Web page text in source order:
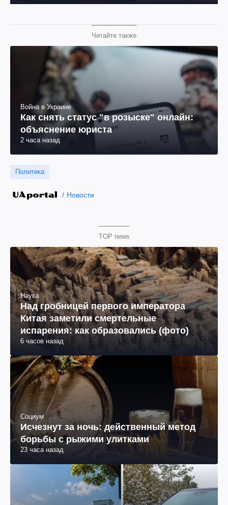
Читайте также
Война в Украине
Как снять статус "в розыске" онлайн:
объяснение юриста
2 часа назад
Политика
Новости
TOP news
Наука
Над гробницей первого императора
Китая заметили смертельные
испарения: как образовались (фото)
6 часов назад
Социум
Исчезнут за ночь: действенный метод
борьбы с рыжими улитками
23 часа назад